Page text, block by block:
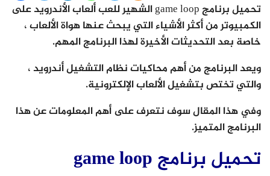
تحميل برنامج game loop الشهير للعب ألعاب الأندرويد على
الكمبيوتر من أكثر الأشياء التي يبحث عنها هواة الألعاب ،
خاصة بعد التحديثات الأخيرة لهذا البرنامج المهم.
ويعد البرنامج من أهم محاكيات نظام التشغيل أندرويد ،
والتي تختص بتشغيل الألعاب الإلكترونية.
وفي هذا المقال سوف نتعرف على أهم المعلومات عن هذا
البرنامج المتميز.
تحميل برنامج game loop